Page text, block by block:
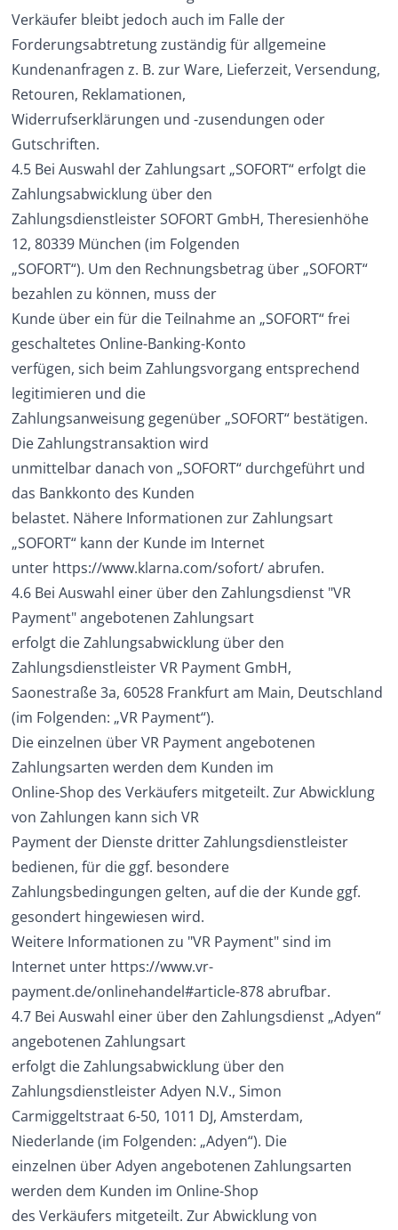
Verkäufer bleibt jedoch auch im Falle der
Forderungsabtretung zuständig für allgemeine
Kundenanfragen z. B. zur Ware, Lieferzeit, Versendung,
Retouren, Reklamationen,
Widerrufserklärungen und -zusendungen oder
Gutschriften.
4.5 Bei Auswahl der Zahlungsart „SOFORT“ erfolgt die
Zahlungsabwicklung über den
Zahlungsdienstleister SOFORT GmbH, Theresienhöhe
12, 80339 München (im Folgenden
„SOFORT“). Um den Rechnungsbetrag über „SOFORT“
bezahlen zu können, muss der
Kunde über ein für die Teilnahme an „SOFORT“ frei
geschaltetes Online-Banking-Konto
verfügen, sich beim Zahlungsvorgang entsprechend
legitimieren und die
Zahlungsanweisung gegenüber „SOFORT“ bestätigen.
Die Zahlungstransaktion wird
unmittelbar danach von „SOFORT“ durchgeführt und
das Bankkonto des Kunden
belastet. Nähere Informationen zur Zahlungsart
„SOFORT“ kann der Kunde im Internet
unter https://www.klarna.com/sofort/abrufen.
4.6 Bei Auswahl einer über den Zahlungsdienst "VR
Payment" angebotenen Zahlungsart
erfolgt die Zahlungsabwicklung über den
Zahlungsdienstleister VR Payment GmbH,
Saonestraße 3a, 60528 Frankfurt am Main, Deutschland
(im Folgenden: „VR Payment“).
Die einzelnen über VR Payment angebotenen
Zahlungsarten werden dem Kunden im
Online-Shop des Verkäufers mitgeteilt. Zur Abwicklung
von Zahlungen kann sich VR
Payment der Dienste dritter Zahlungsdienstleister
bedienen, für die ggf. besondere
Zahlungsbedingungen gelten, auf die der Kunde ggf.
gesondert hingewiesen wird.
Weitere Informationen zu "VR Payment" sind im
Internet unter https://www.vr-
payment.de/onlinehandel#article-878 abrufbar.
4.7 Bei Auswahl einer über den Zahlungsdienst „Adyen“
angebotenen Zahlungsart
erfolgt die Zahlungsabwicklung über den
Zahlungsdienstleister Adyen N.V., Simon
Carmiggeltstraat 6-50, 1011 DJ, Amsterdam,
Niederlande (im Folgenden: „Adyen“). Die
einzelnen über Adyen angebotenen Zahlungsarten
werden dem Kunden im Online-Shop
des Verkäufers mitgeteilt. Zur Abwicklung von